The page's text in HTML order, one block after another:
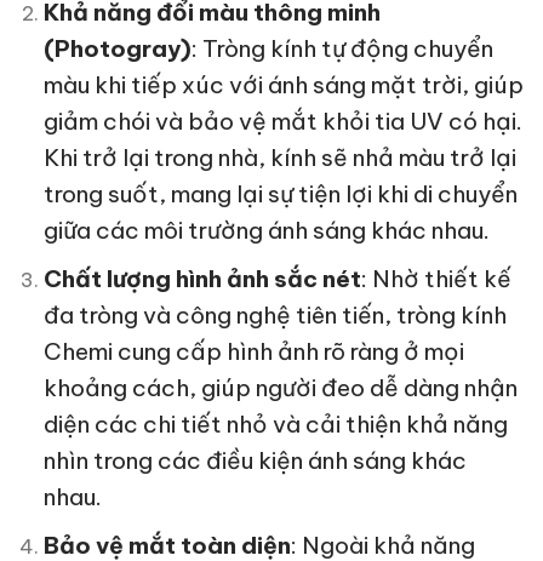
Khả năng đổi màu thông minh
(Photogray): Tròng kính tự động chuyển
màu khi tiếp xúc với ánh sáng mặt trời, giúp
giảm chói và bảo vệ mắt khỏi tia UV có hại.
Khi trở lại trong nhà, kính sẽ nhả màu trở lại
trong suốt, mang lại sự tiện lợi khi di chuyển
giữa các môi trường ánh sáng khác nhau.
Chất lượng hình ảnh sắc nét: Nhờ thiết kế
đa tròng và công nghệ tiên tiến, tròng kính
Chemi cung cấp hình ảnh rõ ràng ở mọi
khoảng cách, giúp người đeo dễ dàng nhận
diện các chi tiết nhỏ và cải thiện khả năng
nhìn trong các điều kiện ánh sáng khác
nhau.
Bảo vệ mắt toàn diện: Ngoài khả năng